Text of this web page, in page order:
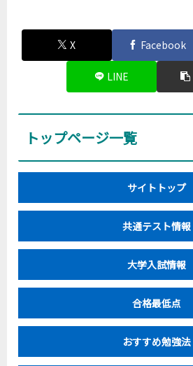
X Facebook
LINE
トップページ一覧
サイトトップ
共通テスト情報
大学入試情報
合格最低点
おすすめ勉強法